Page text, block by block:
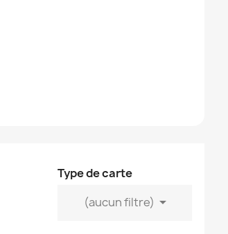
Type de carte
(aucun filtre) 